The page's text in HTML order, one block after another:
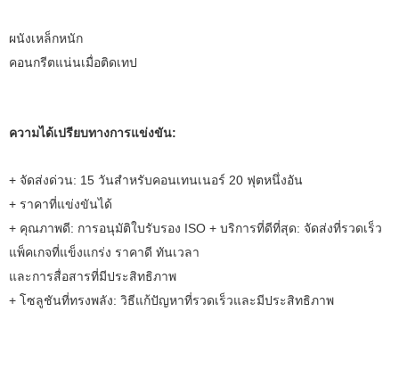
ผนังเหล็กหนัก
คอนกรีตแน่นเมื่อติดเทป
ความได้เปรียบทางการแข่งขัน:
+ จัดส่งด่วน: 15 วันสำหรับคอนเทนเนอร์ 20 ฟุตหนึ่งอัน
+ ราคาที่แข่งขันได้
+ คุณภาพดี: การอนุมัติใบรับรอง ISO + บริการที่ดีที่สุด: จัดส่งที่รวดเร็ว
แพ็คเกจที่แข็งแกร่ง ราคาดี ทันเวลา
และการสื่อสารที่มีประสิทธิภาพ
+ โซลูชันที่ทรงพลัง: วิธีแก้ปัญหาที่รวดเร็วและมีประสิทธิภาพ